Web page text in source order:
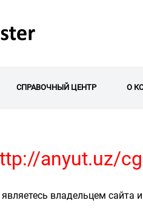
СПРАВОЧНЫЙ ЦЕНТР О
anyut.uz/
владельцем сайта